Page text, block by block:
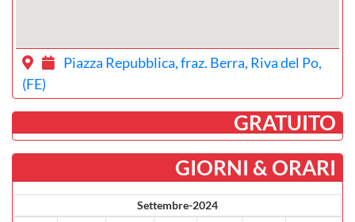
Piazza Repubblica, fraz. Berra, Riva del Po,
(FE)
­ GRATUITO
GIORNI & ORARI
Settembre-2024